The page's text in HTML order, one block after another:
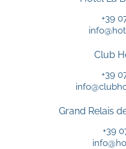
+39
Club
+39
Grand Relais
+39